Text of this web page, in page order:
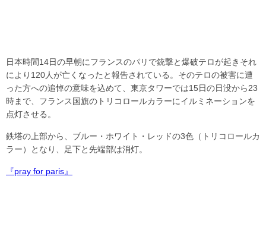
日本時間14日の早朝にフランスのパリで銃撃と爆破テロが起きそれ
により120人が亡くなったと報告されている。そのテロの被害に遭
った方への追悼の意味を込めて、東京タワーでは15日の日没から23
時まで、フランス国旗のトリコロールカラーにイルミネーションを
点灯させる。
鉄塔の上部から、ブルー・ホワイト・レッドの3色（トリコロールカ
ラー）となり、足下と先端部は消灯。
『pray for paris』